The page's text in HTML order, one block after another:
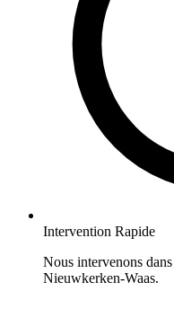
Intervention Rapide
Nous intervenons
Nieuwkerken-Waas.